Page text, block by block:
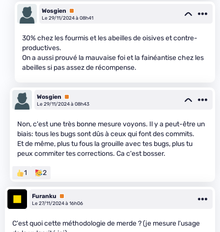
Wosgien
Premium
Le 29/11/2024 à 08h41
30% chez les fourmis et les abeilles de oisives et contre-
productives.
On a aussi prouvé la mauvaise foi et la fainéantise chez les
abeilles si pas assez de récompense.
Wosgien
Premium
Le 29/11/2024 à 08h43
Non, c'est une très bonne mesure voyons. Il y a peut-être un
biais: tous les bugs sont dûs à ceux qui font des commits.
Et de même, plus tu fous la grouille avec tes bugs, plus tu
peux commiter tes corrections. Ca c'est bosser.
1 2
Furanku
Premium
Le 27/11/2024 à 16h06
C'est quoi cette méthodologie de merde ? (je mesure l'usage